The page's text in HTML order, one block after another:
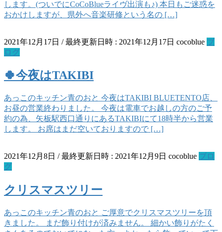
します。(ついでにCoCoBlueライヴ出演も♪︎) 本日もご迷惑を
おかけしますが、県外へ音楽研修という名の […]
2021年12月17日 / 最終更新日時 : 2021年12月17日 cocoblue ブ
ログ
🍀今夜はTAKIBI
あっこのキッチン青のおと 今夜はTAKIBI BLUETENTO店、
お昼の営業終わりました。 今夜は電車でお越しの方のご予
約の為、矢板駅西口通りにあるTAKIBIにて18時半から営業
します。 お席はまだ空いておりますので […]
2021年12月8日 / 最終更新日時 : 2021年12月9日 cocoblue ブロ
グ
クリスマスツリー
あっこのキッチン青のおと ご厚意でクリスマスツリーを頂
きました。 まだ飾り付けが済みません。 細かい飾りがたく